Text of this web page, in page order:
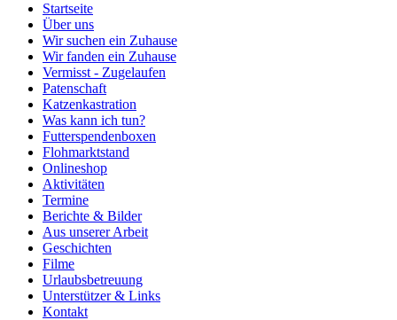
Startseite
Über uns
Wir suchen ein Zuhause
Wir fanden ein Zuhause
Vermisst - Zugelaufen
Patenschaft
Katzenkastration
Was kann ich tun?
Futterspendenboxen
Flohmarktstand
Onlineshop
Aktivitäten
Termine
Berichte & Bilder
Aus unserer Arbeit
Geschichten
Filme
Urlaubsbetreuung
Unterstützer & Links
Kontakt